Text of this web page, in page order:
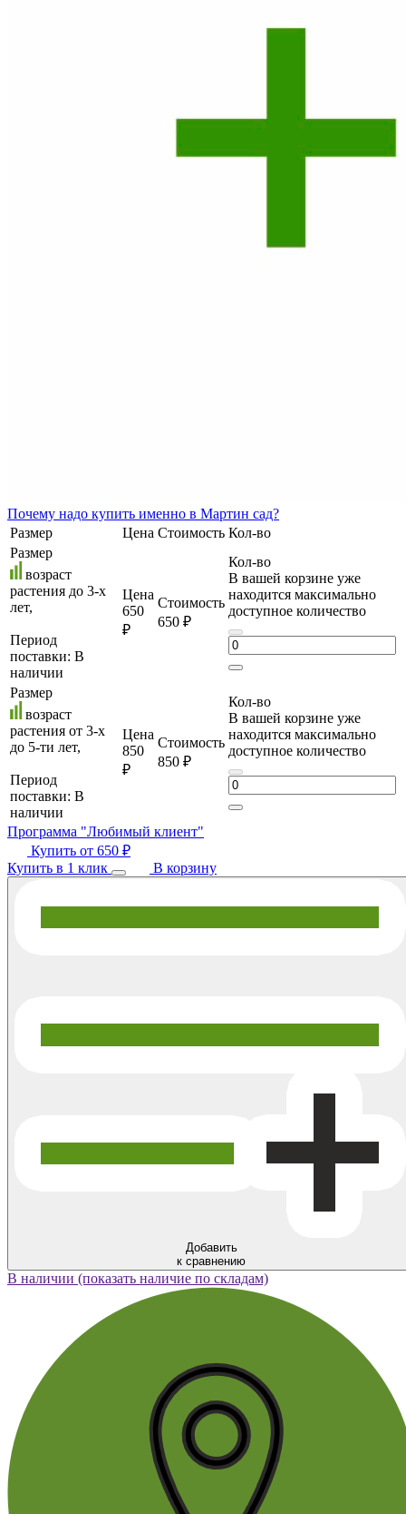
Почему надо купить именно в Мартин сад?
Размер
Цена Стоимость Кол-во
Размер
возраст
растения до 3-х
лет,
Период
поставки: В
наличии
Цена
650
₽
Стоимость
650 ₽
Кол-во
В вашей корзине уже
находится максимально
доступное количество
Размер
возраст
растения от 3-х
до 5-ти лет,
Период
поставки: В
наличии
Цена
850
₽
Стоимость
850 ₽
Кол-во
В вашей корзине уже
находится максимально
доступное количество
Программа "Любимый клиент"
Купить от 650 ₽
Купить в 1 клик
В корзину
Добавить
к сравнению
В наличии (показать наличие по складам)